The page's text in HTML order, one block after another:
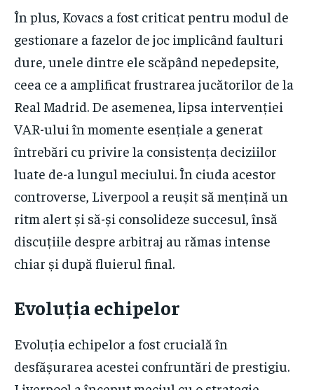
În plus, Kovacs a fost criticat pentru modul de
gestionare a fazelor de joc implicând faulturi
dure, unele dintre ele scăpând nepedepsite,
ceea ce a amplificat frustrarea jucătorilor de la
Real Madrid. De asemenea, lipsa intervenției
VAR-ului în momente esențiale a generat
întrebări cu privire la consistența deciziilor
luate de-a lungul meciului. În ciuda acestor
controverse, Liverpool a reușit să mențină un
ritm alert și să-și consolideze succesul, însă
discuțiile despre arbitraj au rămas intense
chiar și după fluierul final.
Evoluția echipelor
Evoluția echipelor a fost crucială în
desfășurarea acestei confruntări de prestigiu.